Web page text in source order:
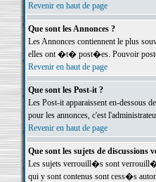
Revenir en haut de page
Que sont les Annonces ?
Les Annonces contiennent le plus
elles ont �t� post�es. Pouvoir
Revenir en haut de page
Que sont les Post-it ?
Les Post-it apparaissent en-dessous
pour les annonces, c'est
Revenir en haut de page
Que sont les sujets de discussions
Les sujets verrouill�s sont
qui y sont contenus sont cess�s